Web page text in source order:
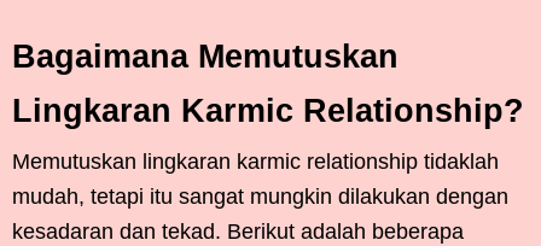
Bagaimana Memutuskan
Lingkaran Karmic Relationship?
Memutuskan lingkaran karmic relationship tidaklah
mudah, tetapi itu sangat mungkin dilakukan dengan
kesadaran dan tekad. Berikut adalah beberapa